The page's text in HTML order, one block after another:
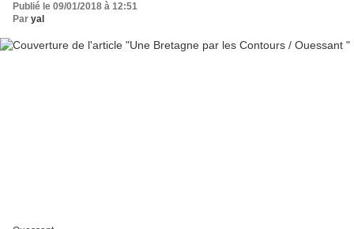
Publié le 09/01/2018 à 12:51
Par yal